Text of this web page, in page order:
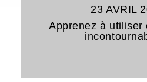
23 AVRIL
Apprenez à utiliser